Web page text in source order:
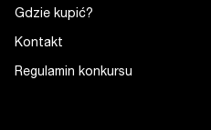
Gdzie kupić?
Kontakt
Regulamin konkursu